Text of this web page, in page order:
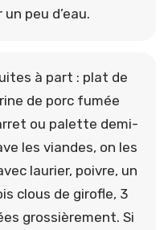
peu d’eau.
à part : plat de
de porc fumée
ou palette demi-
les viandes, on les
laurier, poivre, un
clous de girofle, 3
grossièrement. Si